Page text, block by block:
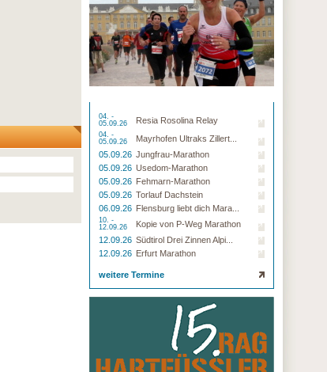
04. -
05.09.26
Resia Rosolina Relay
04. -
05.09.26
Mayrhofen Ultraks Zillert...
05.09.26 Jungfrau-Marathon
05.09.26 Usedom-Marathon
05.09.26 Fehmarn-Marathon
05.09.26 Torlauf Dachstein
06.09.26 Flensburg liebt dich Mara...
10. -
12.09.26
Kopie von P-Weg Marathon
12.09.26 Südtirol Drei Zinnen Alpi...
12.09.26 Erfurt Marathon
weitere Termine